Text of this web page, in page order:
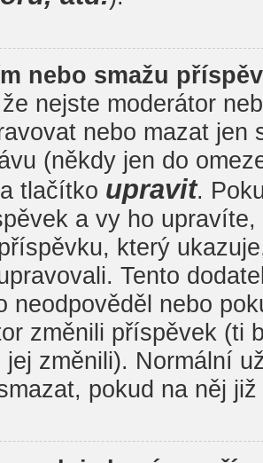
nebo smažu
nejste moderátor
nebo mazat jen
(někdy jen do
tlačítko upravit.
a vy ho
který
Tento
neodpověděl nebo
změnili příspěvek (ti
změnili). Normální
pokud na něj